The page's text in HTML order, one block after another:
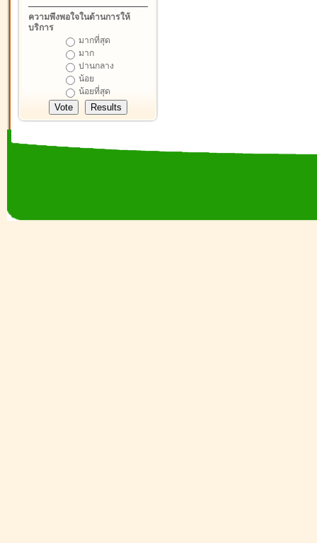
ความพึงพอใจในด้านการให้
บริการ
มากที่สุด
มาก
ปานกลาง
น้อย
น้อยที่สุด